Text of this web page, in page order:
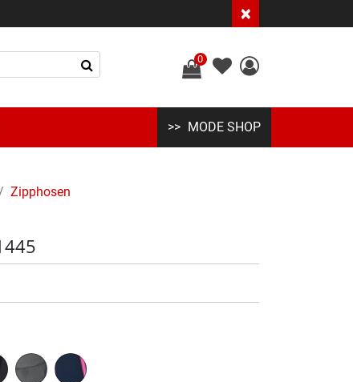
×
0
MODE SHOP
Zipphosen